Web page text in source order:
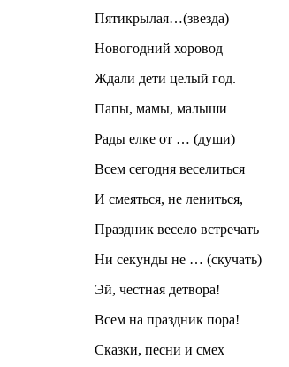
Пятикрылая…(звезда)
Новогодний хоровод
Ждали дети целый год.
Папы, мамы, малыши
Рады елке от … (души)
Всем сегодня веселиться
И смеяться, не лениться,
Праздник весело встречать
Ни секунды не … (скучать)
Эй, честная детвора!
Всем на праздник пора!
Сказки, песни и смех